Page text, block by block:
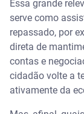
Essa grande
serve como
repassado, por
direta de
contas e
cidadão volte a
ativamente da